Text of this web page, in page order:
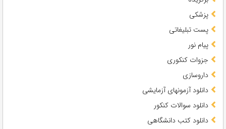
پزشکی
پست تبلیغاتی
پیام نور
جزوات کنکوری
داروسازی
دانلود آزمونهای آزمایشی
دانلود سوالات کنکور
دانلود کتب دانشگاهی